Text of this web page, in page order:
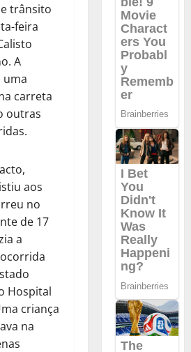
trânsito
feira
A
uma
carreta
outras
aos
no
de 17
a
Hospital
criança
na